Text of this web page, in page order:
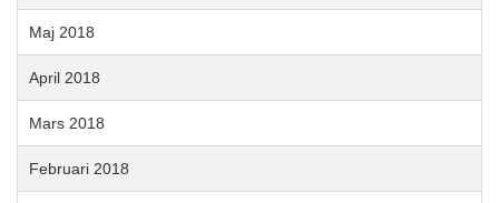
Maj 2018
April 2018
Mars 2018
Februari 2018